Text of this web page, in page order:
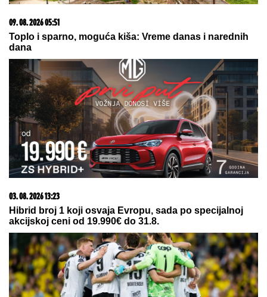
08. 08. 2026 07:36
Samo da mi dete bude dobro: Danas se majke mole
20. 07. 2026 08:04
REGISTRUJ SE UZ PROMO KOD CASINO Preuzmi
07. 08. 2026 09:14
Сазнања „Политике”: Црна Гора следећа у војном
савезу Загреба, Тиране и Приштине